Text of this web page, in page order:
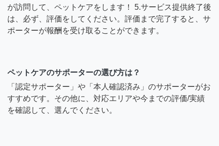
が訪問して、ペットケアをします！ 5.サービス提供終了後
は、必ず、評価をしてください。評価まで完了すると、サ
ポーターが報酬を受け取ることができます。
ペットケアのサポーターの選び方は？
「認定サポーター」や「本人確認済み」のサポーターがお
すすめです。その他に、対応エリアや今までの評価/実績
を確認して、選んでください。